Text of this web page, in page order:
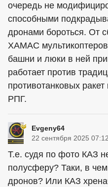
очередь не
способными
дронами бороться. От
ХАМАС
башни и люки в ней
работает против
противотанковых
РПГ.
Evgeny64
22 сентября 2025 07:12
Т.е. судя по фото КАЗ
полусферу? Таки, в
дронов? Или КАЗ